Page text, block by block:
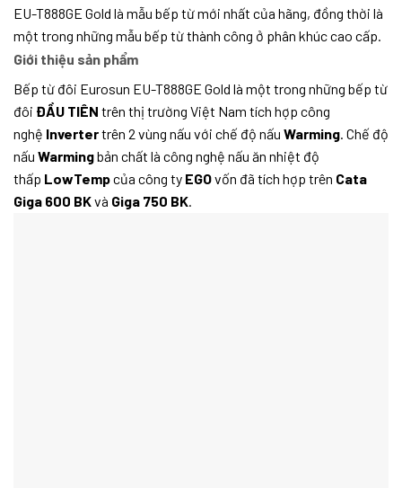
EU-T888GE Gold là mẫu bếp từ mới nhất của hãng, đồng thời là
một trong những mẫu bếp từ thành công ở phân khúc cao cấp.
Giới thiệu sản phẩm
Bếp từ đôi Eurosun EU-T888GE Gold là một trong những bếp từ
đôi ĐẦU TIÊN trên thị trường Việt Nam tích hợp công
nghệ Invertertrên 2 vùng nấu với chế độ nấu Warming . Chế độ
nấu Warmingbản chất là công nghệ nấu ăn nhiệt độ
thấp LowTempcủa công ty EGOvốn đã tích hợp trên Cata
Giga 600 BKvà Giga 750 BK